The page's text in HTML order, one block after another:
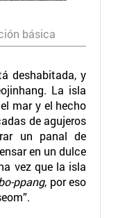
básica
deshabitada, y
La isla
mar y el hecho
de agujeros
un panal de
en un dulce
vez que la isla
ppang, por eso